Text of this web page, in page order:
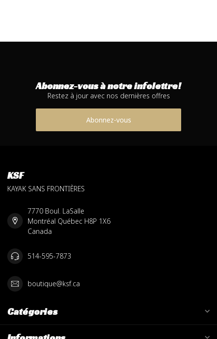
Abonnez-vous à notre infolettre!
Restez à jour avec nos dernières offres
Abonnez-vous
KSF
KAYAK SANS FRONTIÈRES
7770 Boul. LaSalle
Montréal Québec H8P 1X6
Canada
514-595-7873
boutique@ksf.ca
Catégories